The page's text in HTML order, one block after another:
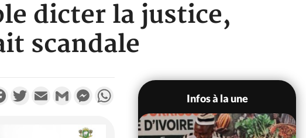
dicter la justice,
scandale
FacebookTwitterEmail Gmail MessengerWhatsApp
Infos à la une